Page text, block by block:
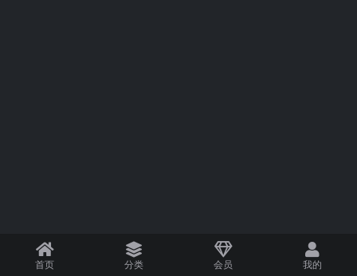
首页 分类 会员 我的